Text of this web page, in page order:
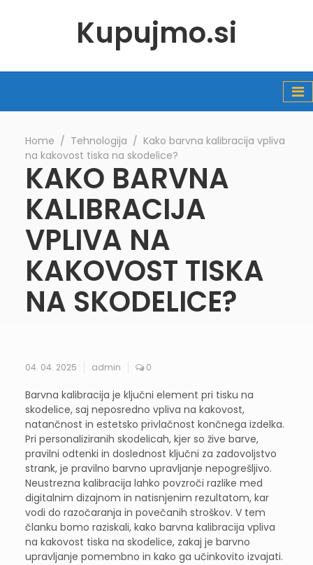
Kupujmo.si
Home ∕ Tehnologija ∕ Kako barvna kalibracija vpliva
na kakovost tiska na skodelice?
KAKO BARVNA
KALIBRACIJA
VPLIVA NA
KAKOVOST TISKA
NA SKODELICE?
04. 04. 2025 admin 0
Barvna kalibracija je ključni element pri tisku na
skodelice, saj neposredno vpliva na kakovost,
natančnost in estetsko privlačnost končnega izdelka.
Pri personaliziranih skodelicah, kjer so žive barve,
pravilni odtenki in doslednost ključni za zadovoljstvo
strank, je pravilno barvno upravljanje nepogrešljivo.
Neustrezna kalibracija lahko povzroči razlike med
digitalnim dizajnom in natisnjenim rezultatom, kar
vodi do razočaranja in povečanih stroškov. V tem
članku bomo raziskali, kako barvna kalibracija vpliva
na kakovost tiska na skodelice, zakaj je barvno
upravljanje pomembno in kako ga učinkovito izvajati.